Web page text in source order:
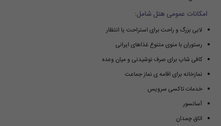
امکانات عمومی هتل شامل:
لابی بزرگ و راحت برای استراحت یا انتظار
رستوران با منوی متنوع غذاهای ایرانی
کافی شاپ برای صرف نوشیدنی و میان وعده
نمازخانه برای اقامه ی نماز جماعت
خدمات تاکسی سرویس
آسانسور
اتاق چمدان